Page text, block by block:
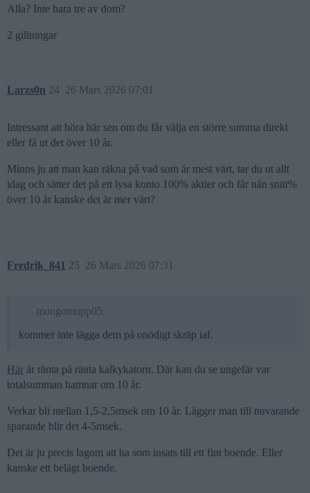
Alla? Inte bara tre av dom?
2 gillningar
Larzs0n 26 Mars 2026 07:01
24
Intressant att höra här sen om du får välja en större summa direkt
eller få ut det över 10 år.
Minns ju att man kan räkna på vad som är mest värt, tar du ut allt
idag och sätter det på ett lysa konto 100% aktier och får nån snitt%
över 10 år kanske det är mer värt?
Fredrik_841 26 Mars 2026 07:31
25
mongomupp05:
kommer inte lägga dem på onödigt skräp iaf.
Här är ränta på ränta kalkykatorn. Där kan du se ungefär var
totalsumman hamnar om 10 år.
Verkar bli mellan 1,5-2,5msek om 10 år. Lägger man till nuvarande
sparande blir det 4-5msek.
Det är ju precis lagom att ha som insats till ett fint boende. Eller
kanske ett helägt boende.